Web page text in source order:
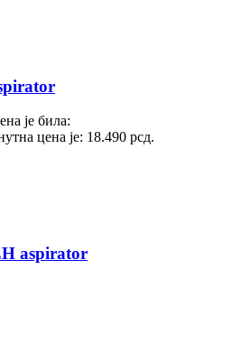
је била:
цена је: 18.490 рсд.
aspirator